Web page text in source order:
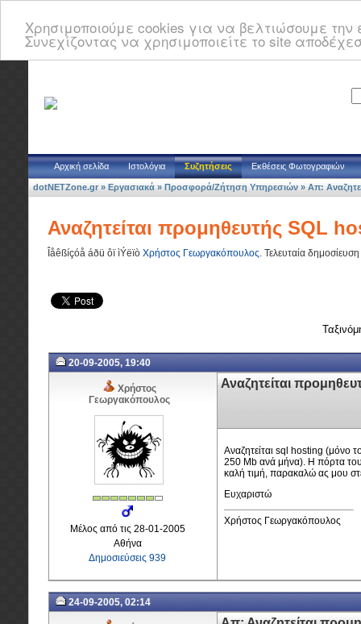
Χρησιμοποιούμε cookies για να βελτιώσουμε
Συνεχίζοντας να χρησιμοποιείτε το site
Αρχική σελίδα Ιστολόγια Συζητήσεις Εκθέσεις Φωτογραφιών
dotNETZone.gr » Εργασιακά » Προσφορά/Ζήτηση Υπηρεσιών » Απ:
Αναζητείται προμηθευτής SQL
Îåêßíçóå áðü ôï ìÝëïò Χρήστος Γεωργακόπουλος. Τελευταία
20-09-2005, 19:40
Χρήστος
Γεωργακόπουλος
Μέλος από τις 28-01-2005
Αθήνα
Δημοσιεύσεις 939
Αναζητείται
Αναζητείται sql hosting (μόνο
250 Mb ανά μήνα). Η πόρτα του
καλή τιμή, παρακαλώ ας μου
Ευχαριστώ
Χρήστος Γεωργακόπουλος
24-09-2005, 02:14